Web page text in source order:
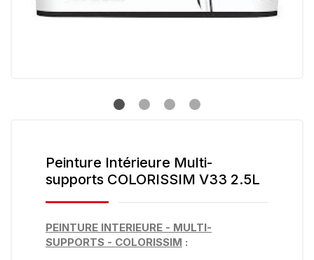
Peinture Intérieure Multi-
supports COLORISSIM V33 2.5L
PEINTURE INTERIEURE - MULTI-
SUPPORTS - COLORISSIM :